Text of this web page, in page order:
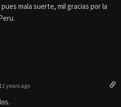
mala suerte, mil gracias por la
11 years ago